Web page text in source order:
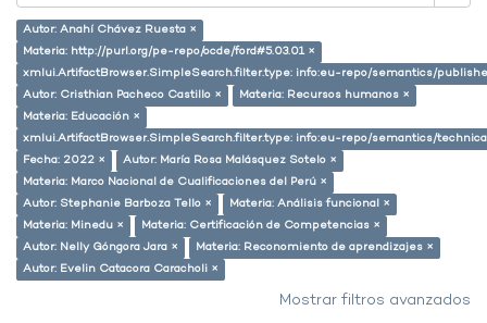
Autor: Anahí Chávez Ruesta ×
Materia: http://purl.org/pe-repo/ocde/ford#5.03.01 ×
xmlui.ArtifactBrowser.SimpleSearch.filter.type: info:eu-repo/semantics/
Autor: Cristhian Pacheco Castillo ×
Materia: Recursos humanos ×
Materia: Educación ×
xmlui.ArtifactBrowser.SimpleSearch.filter.type: info:eu-repo/semantics/
Fecha: 2022 ×
Autor: María Rosa Malásquez Sotelo ×
Materia: Marco Nacional de Cualificaciones del Perú ×
Autor: Stephanie Barboza Tello ×
Materia: Análisis funcional ×
Materia: Minedu ×
Materia: Certificación de Competencias ×
Autor: Nelly Góngora Jara ×
Materia: Reconomiento de aprendizajes ×
Autor: Evelin Catacora Caracholi ×
Mostrar filtros avanzados